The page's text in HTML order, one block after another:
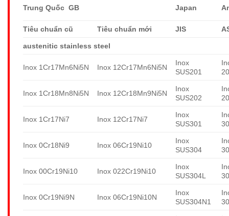
Trung Quốc GB Japan
Tiêu chuẩn cũ Tiêu chuẩn mới JIS
austenitic stainless steel
Inox 1Cr17Mn6Ni5N Inox 12Cr17Mn6Ni5N
Inox
SUS201
Inox 1Cr18Mn8Ni5N Inox 12Cr18Mn9Ni5N
Inox
SUS202
Inox 1Cr17Ni7 Inox 12Cr17Ni7
Inox
SUS301
Inox 0Cr18Ni9 Inox 06Cr19Ni10
Inox
SUS304
Inox 00Cr19Ni10 Inox 022Cr19Ni10
Inox
SUS304L
Inox 0Cr19Ni9N Inox 06Cr19Ni10N
Inox
SUS304N1